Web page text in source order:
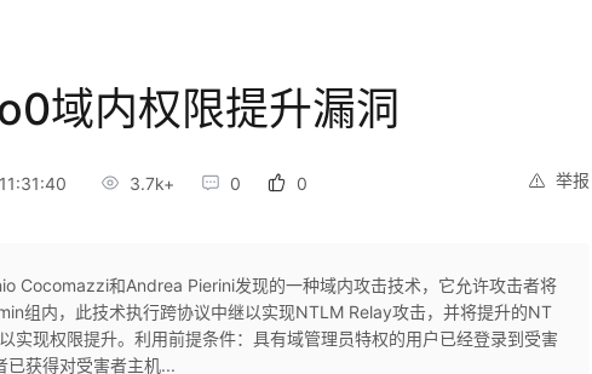
域内权限提升漏洞
举报
3.7k+ 0 0
Cocomazzi和Andrea Pierini发现的一种域内攻击技术，它允许攻击者将
组内，此技术执行跨协议中继以实现NTLM Relay攻击，并将提升的NT
实现权限提升。利用前提条件：具有域管理员特权的用户已经登录到受害
已获得对受害者主机...